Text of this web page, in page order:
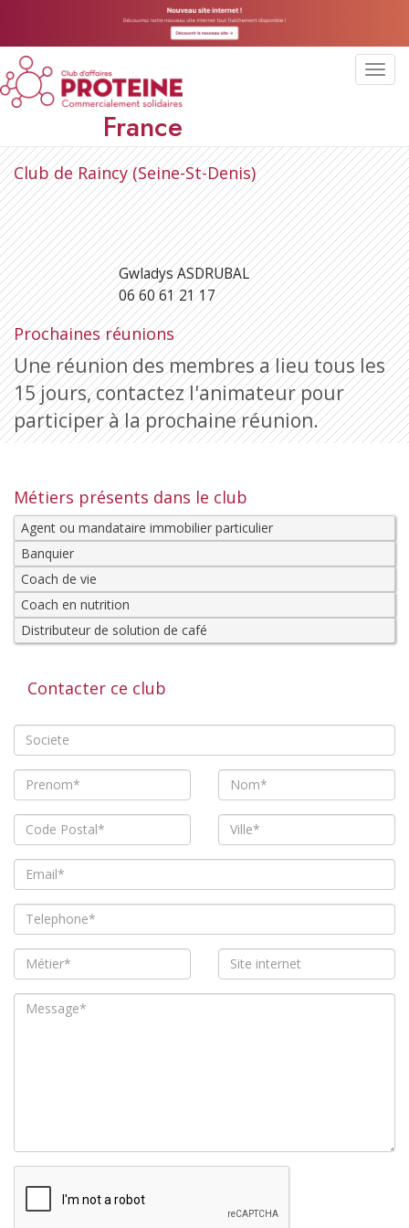
France
Club de Raincy (Seine-St-Denis)
Gwladys ASDRUBAL
06 60 61 21 17
Prochaines réunions
Une réunion des membres a lieu tous les
15 jours, contactez l'animateur pour
participer à la prochaine réunion.
Métiers présents dans le club
Agent ou mandataire immobilier particulier
Banquier
Coach de vie
Coach en nutrition
Distributeur de solution de café
Contacter ce club